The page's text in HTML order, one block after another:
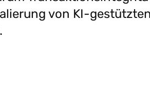
Einblicke
Report:
2026 - Hin
KI-
aufkommenden
Anforderungen an E-
von KI-